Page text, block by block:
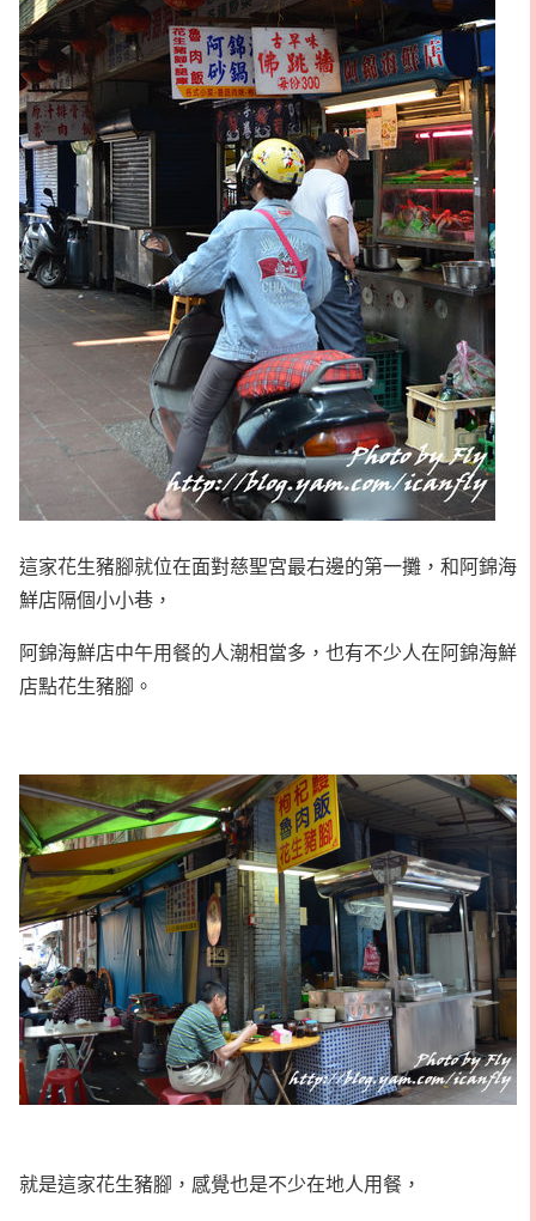
這家花生豬腳就位在面對慈聖宮最右邊的第一攤，和阿錦海
鮮店隔個小小巷，
阿錦海鮮店中午用餐的人潮相當多，也有不少人在阿錦海鮮
店點花生豬腳。
就是這家花生豬腳，感覺也是不少在地人用餐，